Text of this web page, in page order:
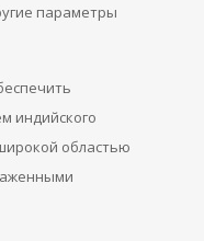
параметры
индийского
областью